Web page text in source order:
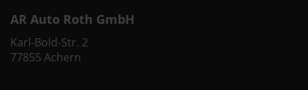
AR Auto Roth GmbH
Karl-Bold-Str. 2
77855 Achern